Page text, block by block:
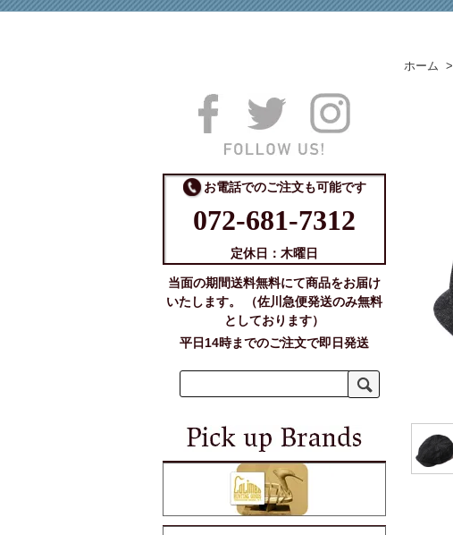
ホーム >
お電話でのご注文も可能です
072-681-7312
定休日：木曜日
当面の期間送料無料にて商品をお届け
いたします。 （佐川急便発送のみ無料
としております）
平日14時までのご注文で即日発送